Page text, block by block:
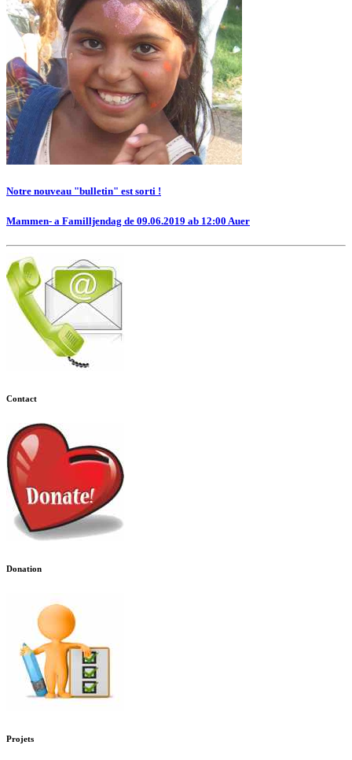
Notre nouveau "bulletin" est sorti !
Mammen- a Familljendag de 09.06.2019 ab 12:00 Auer
Contact
Donation
Projets